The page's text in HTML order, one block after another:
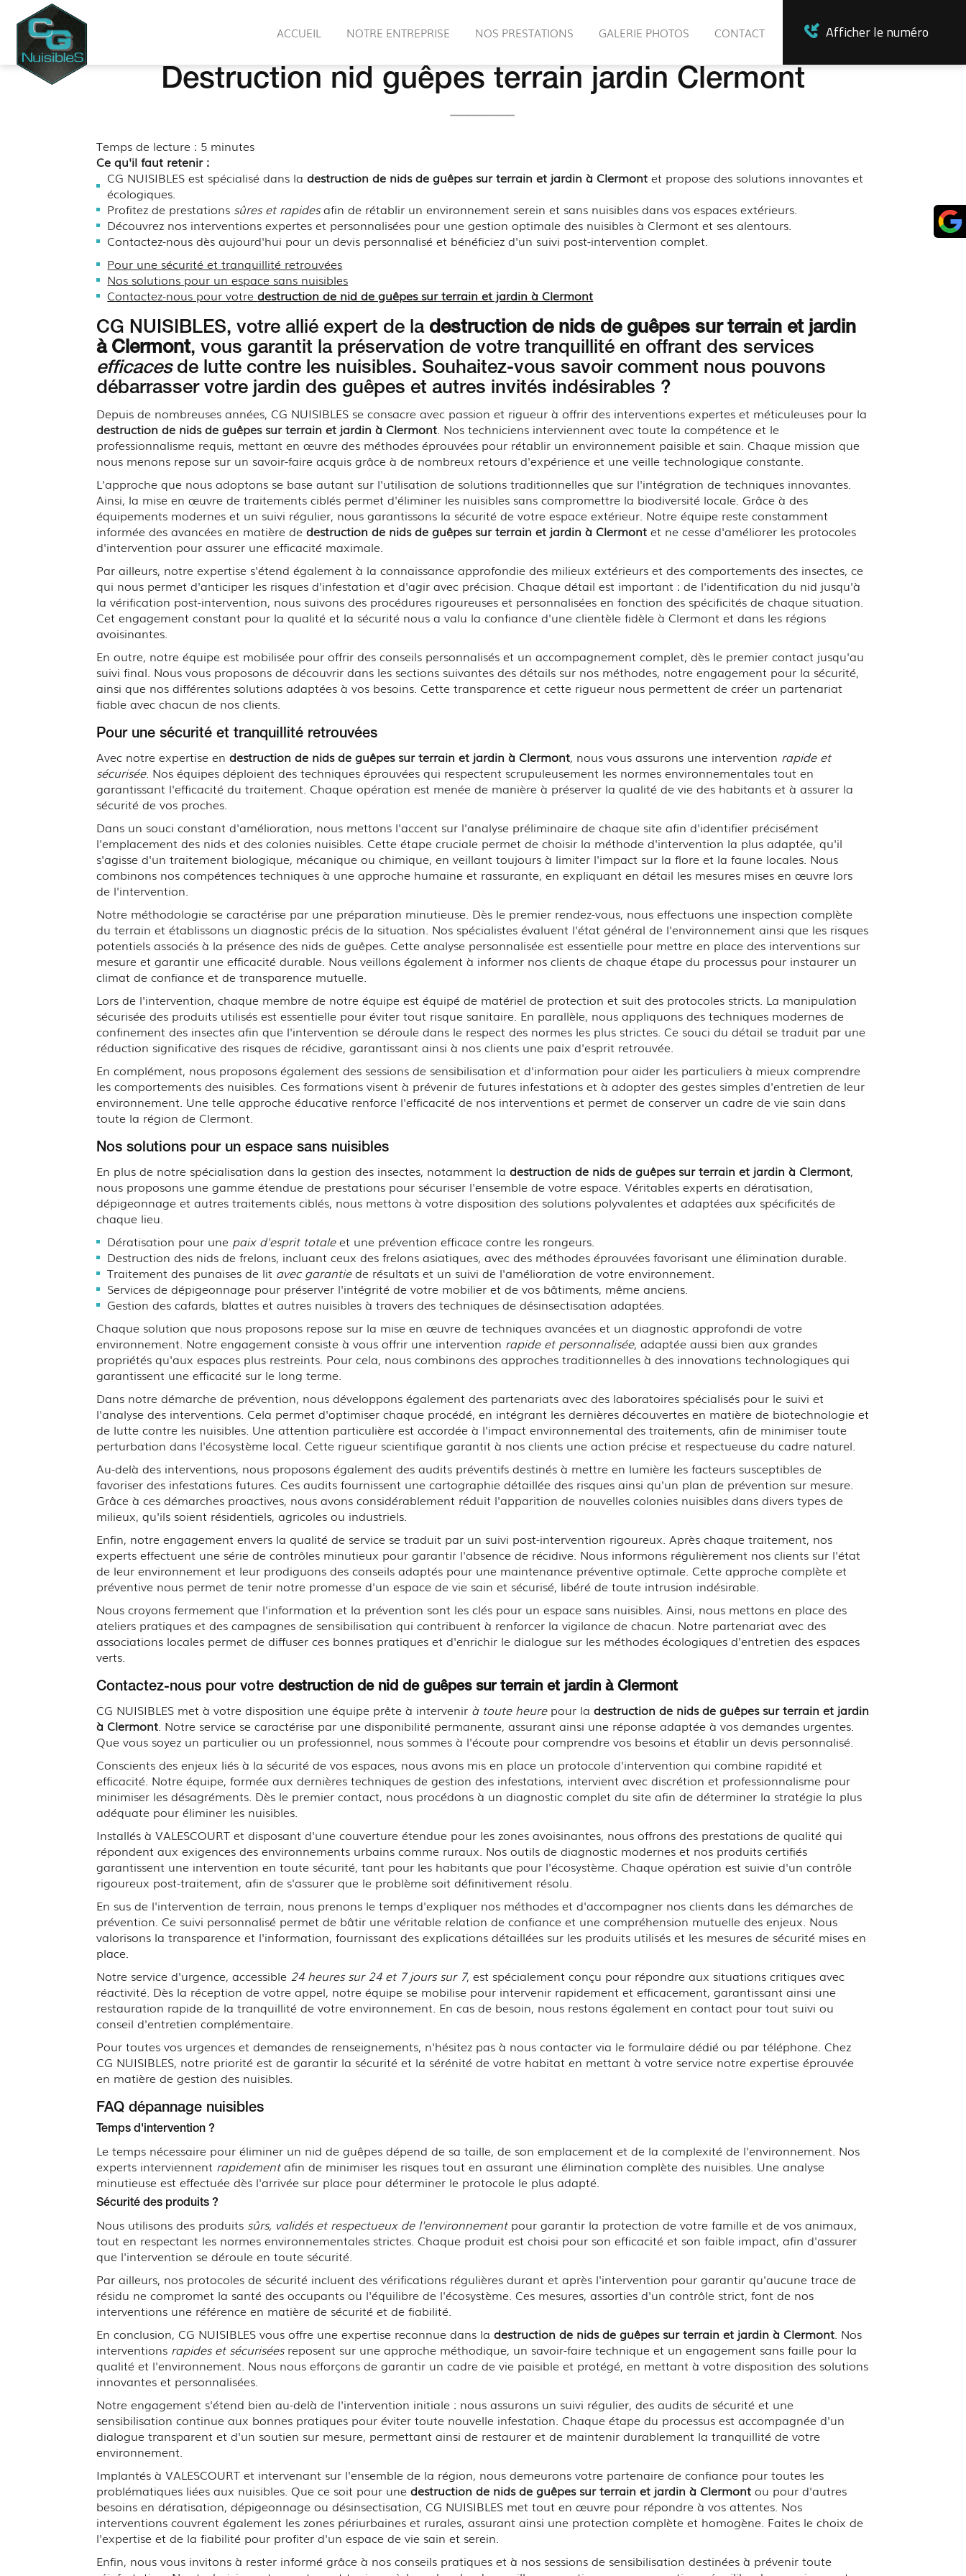
NUISIBLES
ACCUEIL NOTRE ENTREPRISE NOS PRESTATIONS GALERIE PHOTOS CONTACT Afficher le numéro
Destruction nid guêpes terrain jardin Clermont
Temps de lecture : 5 minutes
Ce qu'il faut retenir :
CG NUISIBLES est spécialisé dans ladestruction de nids de guêpes sur terrain et jardin à Clermont et propose des solutions innovantes et
écologiques.
Profitez de prestations sûres et rapidesafin de rétablir un environnement serein et sans nuisibles dans vos espaces extérieurs.
Découvrez nos interventions expertes et personnalisées pour une gestion optimale des nuisibles à Clermont et ses alentours.
Contactez-nous dès aujourd'hui pour un devis personnalisé et bénéficiez d'un suivi post-intervention complet.
Pour une sécurité et tranquillité retrouvées
Nos solutions pour un espace sans nuisibles
Contactez-nous pour votredestruction de nid de guêpes sur terrain et jardin à Clermont
CG NUISIBLES, votre allié expert de la destruction de nids de guêpes sur terrain et jardin
à Clermont, vous garantit la préservation de votre tranquillité en offrant des services
efficacesde lutte contre les nuisibles. Souhaitez-vous savoir comment nous pouvons
débarrasser votre jardin des guêpes et autres invités indésirables ?
Depuis de nombreuses années, CG NUISIBLES se consacre avec passion et rigueur à offrir des interventions expertes et méticuleuses pour la
destruction de nids de guêpes sur terrain et jardin à Clermont. Nos techniciens interviennent avec toute la compétence et le
professionnalisme requis, mettant en œuvre des méthodes éprouvées pour rétablir un environnement paisible et sain. Chaque mission que
nous menons repose sur un savoir-faire acquis grâce à de nombreux retours d'expérience et une veille technologique constante.
L'approche que nous adoptons se base autant sur l'utilisation de solutions traditionnelles que sur l'intégration de techniques innovantes.
Ainsi, la mise en œuvre de traitements ciblés permet d'éliminer les nuisibles sans compromettre la biodiversité locale. Grâce à des
équipements modernes et un suivi régulier, nous garantissons la sécurité de votre espace extérieur. Notre équipe reste constamment
informée des avancées en matière dedestruction de nids de guêpes sur terrain et jardin à Clermont et ne cesse d'améliorer les protocoles
d'intervention pour assurer une efficacité maximale.
Par ailleurs, notre expertise s'étend également à la connaissance approfondie des milieux extérieurs et des comportements des insectes, ce
qui nous permet d'anticiper les risques d'infestation et d'agir avec précision. Chaque détail est important : de l'identification du nid jusqu'à
la vérification post-intervention, nous suivons des procédures rigoureuses et personnalisées en fonction des spécificités de chaque situation.
Cet engagement constant pour la qualité et la sécurité nous a valu la confiance d'une clientèle fidèle à Clermont et dans les régions
avoisinantes.
En outre, notre équipe est mobilisée pour offrir des conseils personnalisés et un accompagnement complet, dès le premier contact jusqu'au
suivi final. Nous vous proposons de découvrir dans les sections suivantes des détails sur nos méthodes, notre engagement pour la sécurité,
ainsi que nos différentes solutions adaptées à vos besoins. Cette transparence et cette rigueur nous permettent de créer un partenariat
fiable avec chacun de nos clients.
Pour une sécurité et tranquillité retrouvées
Avec notre expertise endestruction de nids de guêpes sur terrain et jardin à Clermont, nous vous assurons une intervention rapide et
sécurisée. Nos équipes déploient des techniques éprouvées qui respectent scrupuleusement les normes environnementales tout en
garantissant l'efficacité du traitement. Chaque opération est menée de manière à préserver la qualité de vie des habitants et à assurer la
sécurité de vos proches.
Dans un souci constant d'amélioration, nous mettons l'accent sur l'analyse préliminaire de chaque site afin d'identifier précisément
l'emplacement des nids et des colonies nuisibles. Cette étape cruciale permet de choisir la méthode d'intervention la plus adaptée, qu'il
s'agisse d'un traitement biologique, mécanique ou chimique, en veillant toujours à limiter l'impact sur la flore et la faune locales. Nous
combinons nos compétences techniques à une approche humaine et rassurante, en expliquant en détail les mesures mises en œuvre lors
de l'intervention.
Notre méthodologie se caractérise par une préparation minutieuse. Dès le premier rendez-vous, nous effectuons une inspection complète
du terrain et établissons un diagnostic précis de la situation. Nos spécialistes évaluent l'état général de l'environnement ainsi que les risques
potentiels associés à la présence des nids de guêpes. Cette analyse personnalisée est essentielle pour mettre en place des interventions sur
mesure et garantir une efficacité durable. Nous veillons également à informer nos clients de chaque étape du processus pour instaurer un
climat de confiance et de transparence mutuelle.
Lors de l'intervention, chaque membre de notre équipe est équipé de matériel de protection et suit des protocoles stricts. La manipulation
sécurisée des produits utilisés est essentielle pour éviter tout risque sanitaire. En parallèle, nous appliquons des techniques modernes de
confinement des insectes afin que l'intervention se déroule dans le respect des normes les plus strictes. Ce souci du détail se traduit par une
réduction significative des risques de récidive, garantissant ainsi à nos clients une paix d'esprit retrouvée.
En complément, nous proposons également des sessions de sensibilisation et d'information pour aider les particuliers à mieux comprendre
les comportements des nuisibles. Ces formations visent à prévenir de futures infestations et à adopter des gestes simples d'entretien de leur
environnement. Une telle approche éducative renforce l'efficacité de nos interventions et permet de conserver un cadre de vie sain dans
toute la région de Clermont.
Nos solutions pour un espace sans nuisibles
En plus de notre spécialisation dans la gestion des insectes, notamment ladestruction de nids de guêpes sur terrain et jardin à Clermont,
nous proposons une gamme étendue de prestations pour sécuriser l'ensemble de votre espace. Véritables experts en dératisation,
dépigeonnage et autres traitements ciblés, nous mettons à votre disposition des solutions polyvalentes et adaptées aux spécificités de
chaque lieu.
Dératisation pour une paix d'esprit totaleet une prévention efficace contre les rongeurs.
Destruction des nids de frelons, incluant ceux des frelons asiatiques, avec des méthodes éprouvées favorisant une élimination durable.
Traitement des punaises de lit avec garantiede résultats et un suivi de l'amélioration de votre environnement.
Services de dépigeonnage pour préserver l'intégrité de votre mobilier et de vos bâtiments, même anciens.
Gestion des cafards, blattes et autres nuisibles à travers des techniques de désinsectisation adaptées.
Chaque solution que nous proposons repose sur la mise en œuvre de techniques avancées et un diagnostic approfondi de votre
environnement. Notre engagement consiste à vous offrir une intervention rapide et personnalisée, adaptée aussi bien aux grandes
propriétés qu'aux espaces plus restreints. Pour cela, nous combinons des approches traditionnelles à des innovations technologiques qui
garantissent une efficacité sur le long terme.
Dans notre démarche de prévention, nous développons également des partenariats avec des laboratoires spécialisés pour le suivi et
l'analyse des interventions. Cela permet d'optimiser chaque procédé, en intégrant les dernières découvertes en matière de biotechnologie et
de lutte contre les nuisibles. Une attention particulière est accordée à l'impact environnemental des traitements, afin de minimiser toute
perturbation dans l'écosystème local. Cette rigueur scientifique garantit à nos clients une action précise et respectueuse du cadre naturel.
Au-delà des interventions, nous proposons également des audits préventifs destinés à mettre en lumière les facteurs susceptibles de
favoriser des infestations futures. Ces audits fournissent une cartographie détaillée des risques ainsi qu'un plan de prévention sur mesure.
Grâce à ces démarches proactives, nous avons considérablement réduit l'apparition de nouvelles colonies nuisibles dans divers types de
milieux, qu'ils soient résidentiels, agricoles ou industriels.
Enfin, notre engagement envers la qualité de service se traduit par un suivi post-intervention rigoureux. Après chaque traitement, nos
experts effectuent une série de contrôles minutieux pour garantir l'absence de récidive. Nous informons régulièrement nos clients sur l'état
de leur environnement et leur prodiguons des conseils adaptés pour une maintenance préventive optimale. Cette approche complète et
préventive nous permet de tenir notre promesse d'un espace de vie sain et sécurisé, libéré de toute intrusion indésirable.
Nous croyons fermement que l'information et la prévention sont les clés pour un espace sans nuisibles. Ainsi, nous mettons en place des
ateliers pratiques et des campagnes de sensibilisation qui contribuent à renforcer la vigilance de chacun. Notre partenariat avec des
associations locales permet de diffuser ces bonnes pratiques et d'enrichir le dialogue sur les méthodes écologiques d'entretien des espaces
verts.
Contactez-nous pour votredestruction de nid de guêpes sur terrain et jardin à Clermont
CG NUISIBLES met à votre disposition une équipe prête à intervenir à toute heurepour ladestruction de nids de guêpes sur terrain et jardin
à Clermont. Notre service se caractérise par une disponibilité permanente, assurant ainsi une réponse adaptée à vos demandes urgentes.
Que vous soyez un particulier ou un professionnel, nous sommes à l'écoute pour comprendre vos besoins et établir un devis personnalisé.
Conscients des enjeux liés à la sécurité de vos espaces, nous avons mis en place un protocole d'intervention qui combine rapidité et
efficacité. Notre équipe, formée aux dernières techniques de gestion des infestations, intervient avec discrétion et professionnalisme pour
minimiser les désagréments. Dès le premier contact, nous procédons à un diagnostic complet du site afin de déterminer la stratégie la plus
adéquate pour éliminer les nuisibles.
Installés à VALESCOURT et disposant d'une couverture étendue pour les zones avoisinantes, nous offrons des prestations de qualité qui
répondent aux exigences des environnements urbains comme ruraux. Nos outils de diagnostic modernes et nos produits certifiés
garantissent une intervention en toute sécurité, tant pour les habitants que pour l'écosystème. Chaque opération est suivie d'un contrôle
rigoureux post-traitement, afin de s'assurer que le problème soit définitivement résolu.
En sus de l'intervention de terrain, nous prenons le temps d'expliquer nos méthodes et d'accompagner nos clients dans les démarches de
prévention. Ce suivi personnalisé permet de bâtir une véritable relation de confiance et une compréhension mutuelle des enjeux. Nous
valorisons la transparence et l'information, fournissant des explications détaillées sur les produits utilisés et les mesures de sécurité mises en
place.
Notre service d'urgence, accessible 24 heures sur 24 et 7 jours sur 7, est spécialement conçu pour répondre aux situations critiques avec
réactivité. Dès la réception de votre appel, notre équipe se mobilise pour intervenir rapidement et efficacement, garantissant ainsi une
restauration rapide de la tranquillité de votre environnement. En cas de besoin, nous restons également en contact pour tout suivi ou
conseil d'entretien complémentaire.
Pour toutes vos urgences et demandes de renseignements, n'hésitez pas à nous contacter via le formulaire dédié ou par téléphone. Chez
CG NUISIBLES, notre priorité est de garantir la sécurité et la sérénité de votre habitat en mettant à votre service notre expertise éprouvée
en matière de gestion des nuisibles.
FAQ dépannage nuisibles
Temps d'intervention ?
Le temps nécessaire pour éliminer un nid de guêpes dépend de sa taille, de son emplacement et de la complexité de l'environnement. Nos
experts interviennent rapidementafin de minimiser les risques tout en assurant une élimination complète des nuisibles. Une analyse
minutieuse est effectuée dès l'arrivée sur place pour déterminer le protocole le plus adapté.
Sécurité des produits ?
Nous utilisons des produits sûrs, validés et respectueux de l'environnementpour garantir la protection de votre famille et de vos animaux,
tout en respectant les normes environnementales strictes. Chaque produit est choisi pour son efficacité et son faible impact, afin d'assurer
que l'intervention se déroule en toute sécurité.
Par ailleurs, nos protocoles de sécurité incluent des vérifications régulières durant et après l'intervention pour garantir qu'aucune trace de
résidu ne compromet la santé des occupants ou l'équilibre de l'écosystème. Ces mesures, assorties d'un contrôle strict, font de nos
interventions une référence en matière de sécurité et de fiabilité.
En conclusion, CG NUISIBLES vous offre une expertise reconnue dans ladestruction de nids de guêpes sur terrain et jardin à Clermont. Nos
interventions rapides et sécuriséesreposent sur une approche méthodique, un savoir-faire technique et un engagement sans faille pour la
qualité et l'environnement. Nous nous efforçons de garantir un cadre de vie paisible et protégé, en mettant à votre disposition des solutions
innovantes et personnalisées.
Notre engagement s'étend bien au-delà de l'intervention initiale : nous assurons un suivi régulier, des audits de sécurité et une
sensibilisation continue aux bonnes pratiques pour éviter toute nouvelle infestation. Chaque étape du processus est accompagnée d'un
dialogue transparent et d'un soutien sur mesure, permettant ainsi de restaurer et de maintenir durablement la tranquillité de votre
environnement.
Implantés à VALESCOURT et intervenant sur l'ensemble de la région, nous demeurons votre partenaire de confiance pour toutes les
problématiques liées aux nuisibles. Que ce soit pour unedestruction de nids de guêpes sur terrain et jardin à Clermont ou pour d'autres
besoins en dératisation, dépigeonnage ou désinsectisation, CG NUISIBLES met tout en œuvre pour répondre à vos attentes. Nos
interventions couvrent également les zones périurbaines et rurales, assurant ainsi une protection complète et homogène. Faites le choix de
l'expertise et de la fiabilité pour profiter d'un espace de vie sain et serein.
Enfin, nous vous invitons à rester informé grâce à nos conseils pratiques et à nos sessions de sensibilisation destinées à prévenir toute